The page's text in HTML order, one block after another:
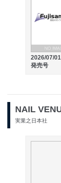
2026/07/01
発売号
NAIL
実業之日本社